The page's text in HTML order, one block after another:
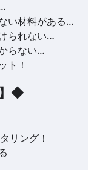
い材料がある…
られない…
らない…
ト！
◆
リング！